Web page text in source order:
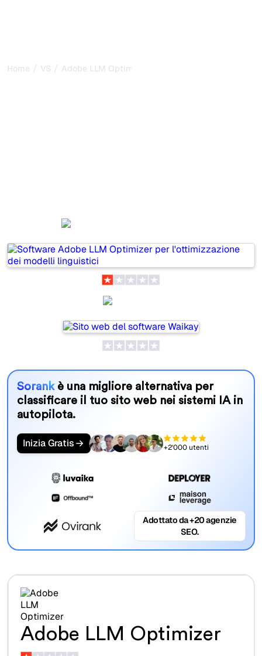
Home / VS / Adobe LLM Optimizer vs Waikay
Sorank è una migliore alternativa per
classificare il tuo sito web nei sistemi IA in
autopilota.
Inizia Gratis +2'000 utenti
Adottato da +20 agenzie
SEO.
Adobe LLM Optimizer